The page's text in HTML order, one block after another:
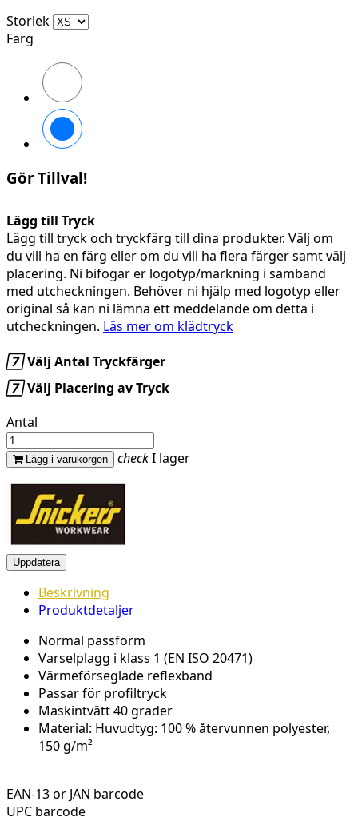
Storlek
Färg
Gör Tillval!
Lägg till Tryck
Lägg till tryck och tryckfärg till dina produkter. Välj om
du vill ha en färg eller om du vill ha flera färger samt välj
placering. Ni bifogar er logotyp/märkning i samband
med utcheckningen. Behöver ni hjälp med logotyp eller
original så kan ni lämna ett meddelande om detta i
utcheckningen. Läs mer om klädtryck
Välj Antal Tryckfärger
Välj Placering av Tryck
Antal
Lägg i varukorgen checkI lager
Beskrivning
Produktdetaljer
Normal passform
Varselplagg i klass 1 (EN ISO 20471)
Värmeförseglade reflexband
Passar för profiltryck
Maskintvätt 40 grader
Material: Huvudtyg: 100 % återvunnen polyester,
150 g/m²
EAN-13 or JAN barcode
UPC barcode